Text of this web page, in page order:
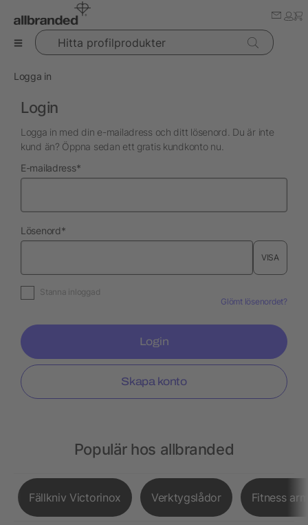
Hitta profilprodukter
Logga in
Login
Logga in med din e-mailadress och ditt lösenord. Du är inte
kund än? Öppna sedan ett gratis kundkonto nu.
E-mailadressnödvändig
*
Lösenordnödvändig
*
VISA
Stanna inloggad
Glömt lösenordet?
Login
Skapa konto
Populär hos allbranded
Fällkniv Victorinox Verktygslådor Fitness